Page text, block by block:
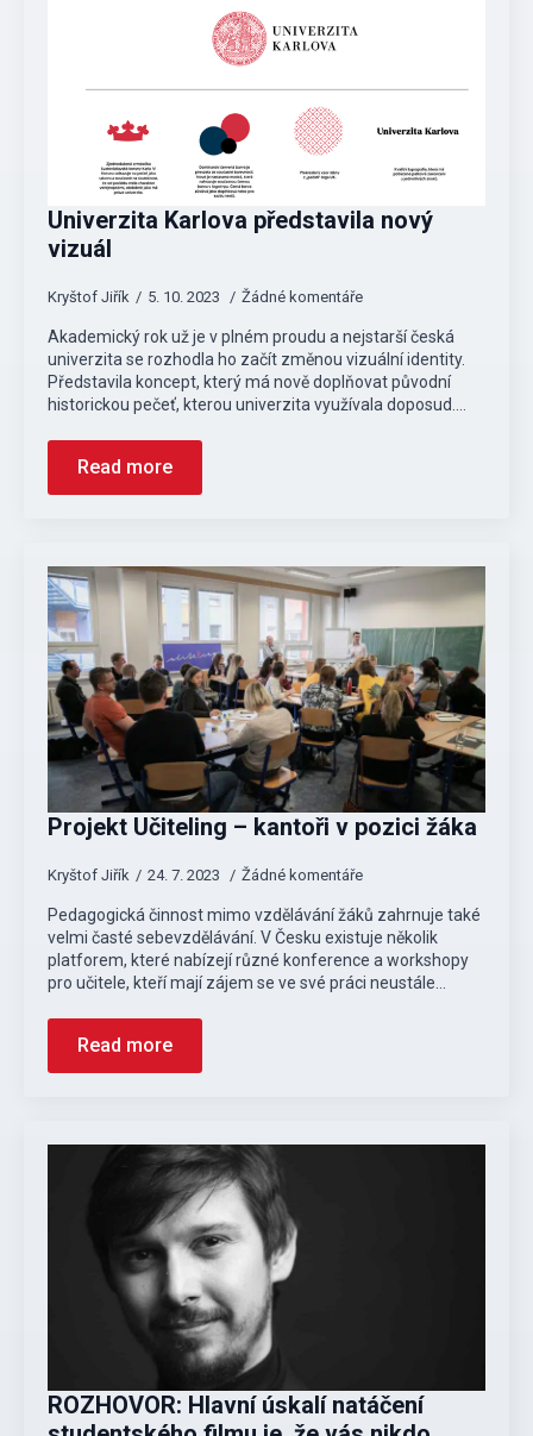
Univerzita Karlova představila nový
vizuál
Kryštof Jiřík 5. 10. 2023 Žádné komentáře
Akademický rok už je v plném proudu a nejstarší česká
univerzita se rozhodla ho začít změnou vizuální identity.
Představila koncept, který má nově doplňovat původní
historickou pečeť, kterou univerzita využívala doposud.…
Read more
Projekt Učiteling – kantoři v pozici žáka
Kryštof Jiřík 24. 7. 2023 Žádné komentáře
Pedagogická činnost mimo vzdělávání žáků zahrnuje také
velmi časté sebevzdělávání. V Česku existuje několik
platforem, které nabízejí různé konference a workshopy
pro učitele, kteří mají zájem se ve své práci neustále…
Read more
ROZHOVOR: Hlavní úskalí natáčení